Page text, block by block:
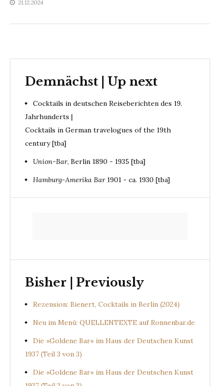
21.12.2024
Demnächst | Up next
Cocktails in deutschen Reiseberichten des 19.
Jahrhunderts |
Cocktails in German travelogues of the 19th
century [tba]
Union-Bar, Berlin 1890 - 1935 [tba]
Hamburg-Amerika Bar1901 - ca. 1930 [tba]
Bisher | Previously
Rezension: Bienert, Cocktails in Berlin (2024)
Neu im Menü: QUELLENTEXTE auf Ronnenbar.de
Die »Goldene Bar« im Haus der Deutschen Kunst
1937 (Teil 3 von 3)
Die »Goldene Bar« im Haus der Deutschen Kunst